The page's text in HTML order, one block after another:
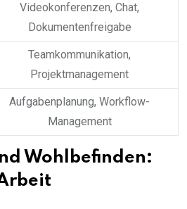
Videokonferenzen, Chat,
Dokumentenfreigabe
Teamkommunikation,
Projektmanagement
Aufgabenplanung, Workflow-
Management
Wohlbefinden: